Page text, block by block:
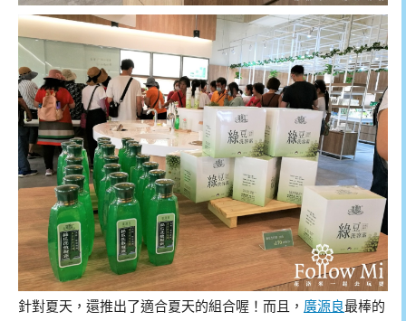
針對夏天，還推出了適合夏天的組合喔！而且， 廣源良最棒的